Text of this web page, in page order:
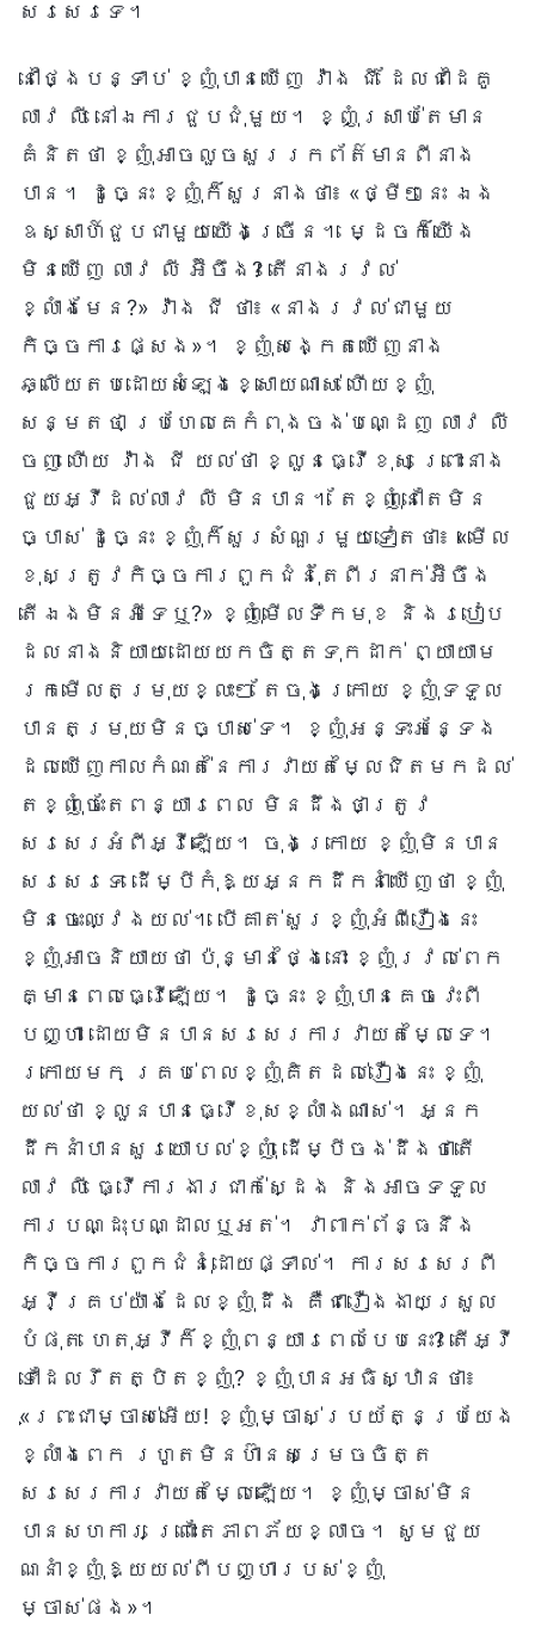
សរសេរទេ។
នៅថ្ងៃបន្ទាប់ ខ្ញុំបានឃើញ វ៉ាង ជី ដែលជាដៃគូ
លាវ លី នៅឯការជួបជុំមួយ។ ខ្ញុំស្រាប់តែមាន
គំនិតថា ខ្ញុំអាចលួចសួររកព័ត៌មានពីនាង
បាន។ ដូច្នេះ ខ្ញុំក៏សួរនាងថា៖ «ថ្មីៗនេះ ឯង
ឧស្សាហ៍ជួបជាមួយយើងច្រើន។ ម្ដេចក៏យើង
មិនឃើញ លាវ លី អ៊ីចឹង? តើនាងរវល់
ខ្លាំងមែន?» វ៉ាង ជី ថា៖ «នាងរវល់ជាមួយ
កិច្ចការផ្សេង»។ ខ្ញុំសង្កេតឃើញនាង
ឆ្លើយតបដោយសំឡេងខ្សោយណាស់ ហើយខ្ញុំ
សន្មតថា ប្រហែលគេកំពុងចង់បណ្ដេញ លាវ លី
ចេញ ហើយ វ៉ាង ជី យល់ថា ខ្លួនធ្វើខុស ព្រោះនាង
ជួយអ្វីដល់លាវ លី មិនបាន។ តែខ្ញុំនៅតែមិន
ច្បាស់ ដូច្នេះ ខ្ញុំក៏សួរសំណួរមួយទៀតថា៖ «មើល
ខុសត្រូវកិច្ចការពួកជំនុំតែពីរនាក់អ៊ីចឹង
តើឯងមិនអីទេឬ?» ខ្ញុំមើលទឹកមុខ និងរបៀប
ដែលនាងនិយាយដោយយកចិត្តទុកដាក់ ព្យាយាម
រកមើលតម្រុយខ្លះៗ តែចុងក្រោយ ខ្ញុំទទួល
បានតម្រុយមិនច្បាស់ទេ។ ខ្ញុំអន្ទះអន្ទែង
ដែលឃើញកាលកំណត់នៃការវាយតម្លៃជិតមកដល់
តែខ្ញុំចេះតែពន្យារពេល មិនដឹងថាត្រូវ
សរសេរអំពីអ្វីឡើយ។ ចុងក្រោយ ខ្ញុំមិនបាន
សរសេរទេ ដើម្បីកុំឱ្យអ្នកដឹកនាំឃើញថា ខ្ញុំ
មិនចេះឈ្វេងយល់។ បើគាត់សួរខ្ញុំអំពីរឿងនេះ
ខ្ញុំអាចនិយាយថា ប៉ុន្មានថ្ងៃនោះ ខ្ញុំរវល់ពេក
គ្មានពេលធ្វើឡើយ។ ដូច្នេះ ខ្ញុំបានគេចវេះពី
បញ្ហា ដោយមិនបានសរសេរការវាយតម្លៃទេ។
ក្រោយមក គ្រប់ពេលខ្ញុំគិតដល់រឿងនេះ ខ្ញុំ
យល់ថា ខ្លួនបានធ្វើខុសខ្លាំងណាស់។ អ្នក
ដឹកនាំបានសួរយោបល់ខ្ញុំ ដើម្បីចង់ដឹងថាតើ
លាវ លី ធ្វើការងារជាក់ស្ដែង និងអាចទទួល
ការបណ្ដុះបណ្ដាលឬអត់។ វាពាក់ព័ន្ធនឹង
កិច្ចការពួកជំនុំដោយផ្ទាល់។ ការសរសេរពី
អ្វីគ្រប់យ៉ាងដែលខ្ញុំដឹង គឺជារឿងងាយស្រួល
បំផុត ហេតុអ្វីក៏ខ្ញុំពន្យារពេលបែបនេះ? តើអ្វី
ទៅដែលរឹតត្បិតខ្ញុំ? ខ្ញុំបានអធិស្ឋានថា៖
«ព្រះជាម្ចាស់អើយ! ខ្ញុំម្ចាស់ប្រយ័ត្នប្រយែង
ខ្លាំងពេក រហូតមិនហ៊ានសម្រេចចិត្ត
សរសេរការវាយតម្លៃឡើយ។ ខ្ញុំម្ចាស់មិន
បានសហការ ព្រោះតែភាពភ័យខ្លាច។ សូមជួយ
ណែនាំខ្ញុំឱ្យយល់ពីបញ្ហារបស់ខ្ញុំ
ម្ចាស់ផង»។